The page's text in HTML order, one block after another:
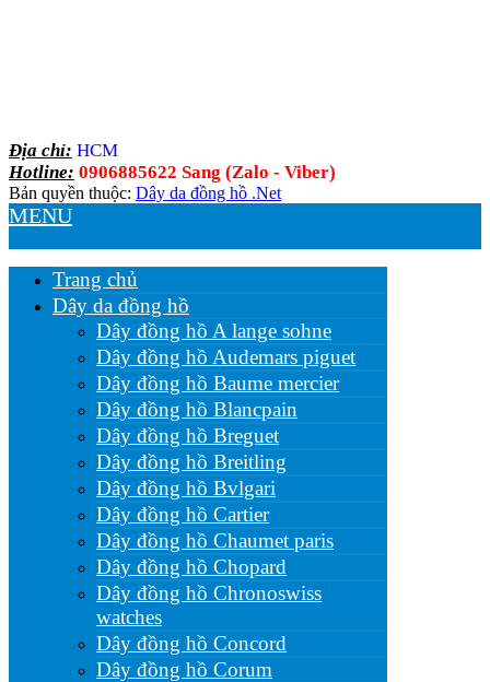
Địa chỉ: HCM
Hotline: 0906885622 Sang (Zalo - Viber)
Bản quyền thuộc: Dây da đồng hồ .Net
MENU
Trang chủ
Dây da đồng hồ
Dây đồng hồ A lange sohne
Dây đồng hồ Audemars piguet
Dây đồng hồ Baume mercier
Dây đồng hồ Blancpain
Dây đồng hồ Breguet
Dây đồng hồ Breitling
Dây đồng hồ Bvlgari
Dây đồng hồ Cartier
Dây đồng hồ Chaumet paris
Dây đồng hồ Chopard
Dây đồng hồ Chronoswiss
watches
Dây đồng hồ Concord
Dây đồng hồ Corum